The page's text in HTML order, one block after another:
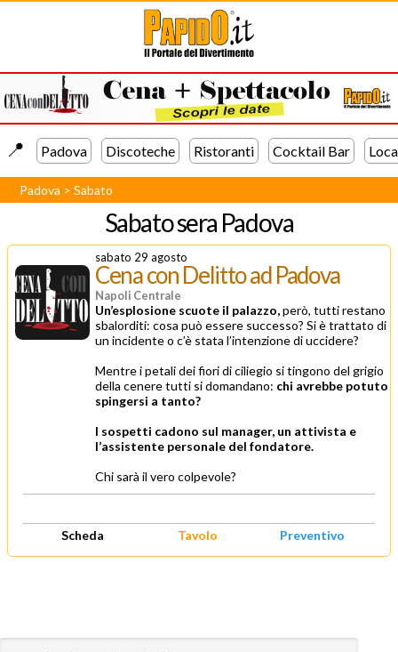
📍️ Padova Discoteche Ristoranti Cocktail Bar
Padova >Sabato
Sabato sera Padova
sabato 29 agosto
Cena con Delitto ad Padova
Napoli Centrale
Un’esplosione scuote il palazzo,però, tutti restano
sbalorditi: cosa può essere successo? Si è trattato di
un incidente o c’è stata l’intenzione di uccidere?
Mentre i petali dei fiori di ciliegio si tingono del grigio
della cenere tutti si domandano: chi avrebbe potuto
spingersi a tanto?
I sospetti cadono sul manager, un attivista e
l’assistente personale del fondatore.
Chi sarà il vero colpevole?
Scheda Tavolo Preventivo